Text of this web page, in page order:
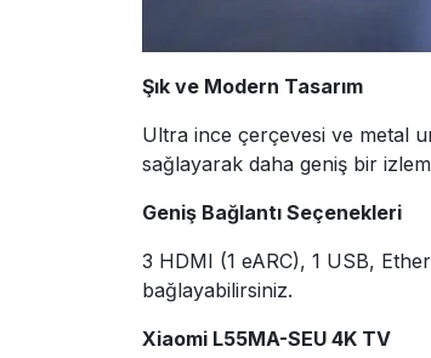
Şık ve Modern Tasarım
Ultra ince çerçevesi ve metal
sağlayarak daha geniş bir
Geniş Bağlantı Seçenekleri
3 HDMI (1 eARC), 1 USB,
bağlayabilirsiniz.
Xiaomi L55MA-SEU 4K TV